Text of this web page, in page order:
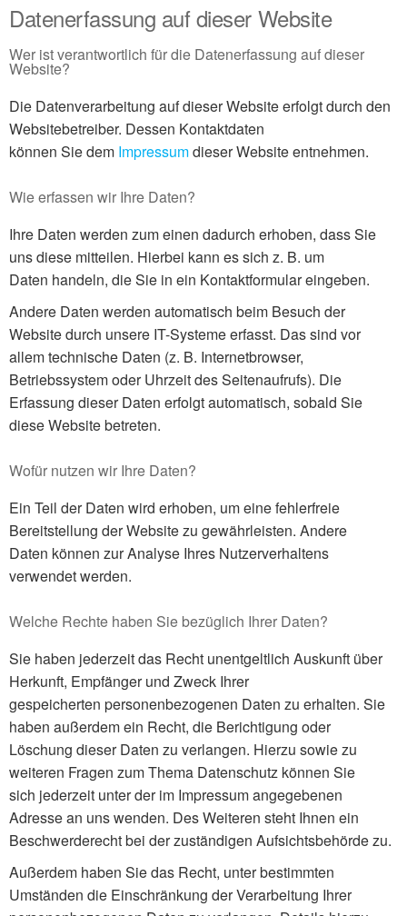
Datenerfassung auf dieser Website
Wer ist verantwortlich für die Datenerfassung auf dieser
Website?
Die Datenverarbeitung auf dieser Website erfolgt durch den
Websitebetreiber. Dessen Kontaktdaten
können Sie dem Impressumdieser Website entnehmen.
Wie erfassen wir Ihre Daten?
Ihre Daten werden zum einen dadurch erhoben, dass Sie
uns diese mitteilen. Hierbei kann es sich z. B. um
Daten handeln, die Sie in ein Kontaktformular eingeben.
Andere Daten werden automatisch beim Besuch der
Website durch unsere IT-Systeme erfasst. Das sind vor
allem technische Daten (z. B. Internetbrowser,
Betriebssystem oder Uhrzeit des Seitenaufrufs). Die
Erfassung dieser Daten erfolgt automatisch, sobald Sie
diese Website betreten.
Wofür nutzen wir Ihre Daten?
Ein Teil der Daten wird erhoben, um eine fehlerfreie
Bereitstellung der Website zu gewährleisten. Andere
Daten können zur Analyse Ihres Nutzerverhaltens
verwendet werden.
Welche Rechte haben Sie bezüglich Ihrer Daten?
Sie haben jederzeit das Recht unentgeltlich Auskunft über
Herkunft, Empfänger und Zweck Ihrer
gespeicherten personenbezogenen Daten zu erhalten. Sie
haben außerdem ein Recht, die Berichtigung oder
Löschung dieser Daten zu verlangen. Hierzu sowie zu
weiteren Fragen zum Thema Datenschutz können Sie
sich jederzeit unter der im Impressum angegebenen
Adresse an uns wenden. Des Weiteren steht Ihnen ein
Beschwerderecht bei der zuständigen Aufsichtsbehörde zu.
Außerdem haben Sie das Recht, unter bestimmten
Umständen die Einschränkung der Verarbeitung Ihrer